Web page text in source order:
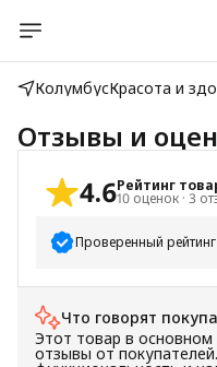
КолумбусКрасота и
Отзывы и
4.6Рейтинг
10 оценок · 3
Проверенный
5 звёзд
4 звезды
3 звезды
Что говорят
Этот товар в
отзывы от